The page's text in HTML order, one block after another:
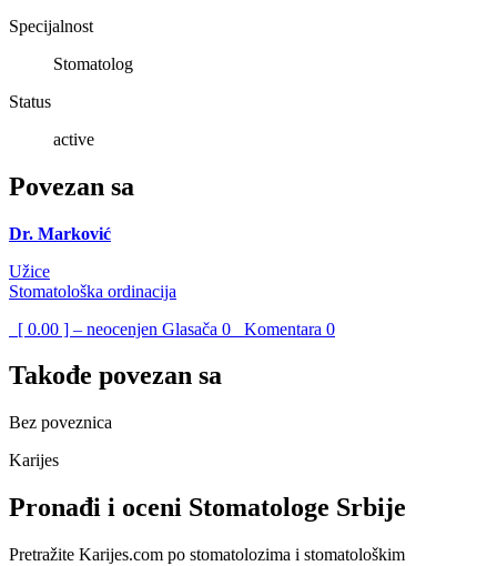
Specijalnost
Stomatolog
Status
active
Povezan sa
Dr. Marković
Užice
Stomatološka ordinacija
[ 0.00 ] – neocenjen Glasača 0 Komentara 0
Takođe povezan sa
Bez poveznica
Karijes
Pronađi i oceni Stomatologe Srbije
Pretražite Karijes.com po stomatolozima i stomatološkim